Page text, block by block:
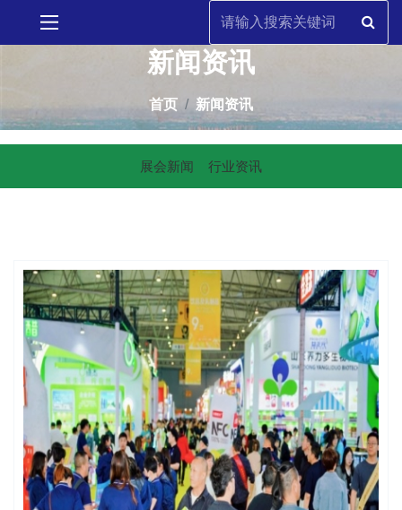
新闻资讯
首页 新闻资讯
展会新闻 行业资讯